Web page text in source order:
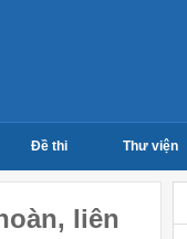
Đề thi Thư viện
liên